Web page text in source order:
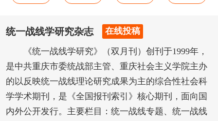
统一战线学研究杂志 在线投稿
《统一战线学研究》（双月刊）创刊于1999年，
是中共重庆市委统战部主管、重庆社会主义学院主办
的以反映统一战线理论研究成果为主的综合性社会科
学学术期刊，是《全国报刊索引》核心期刊，面向国
内外公开发行。主要栏目：统一战线专题、统一战线